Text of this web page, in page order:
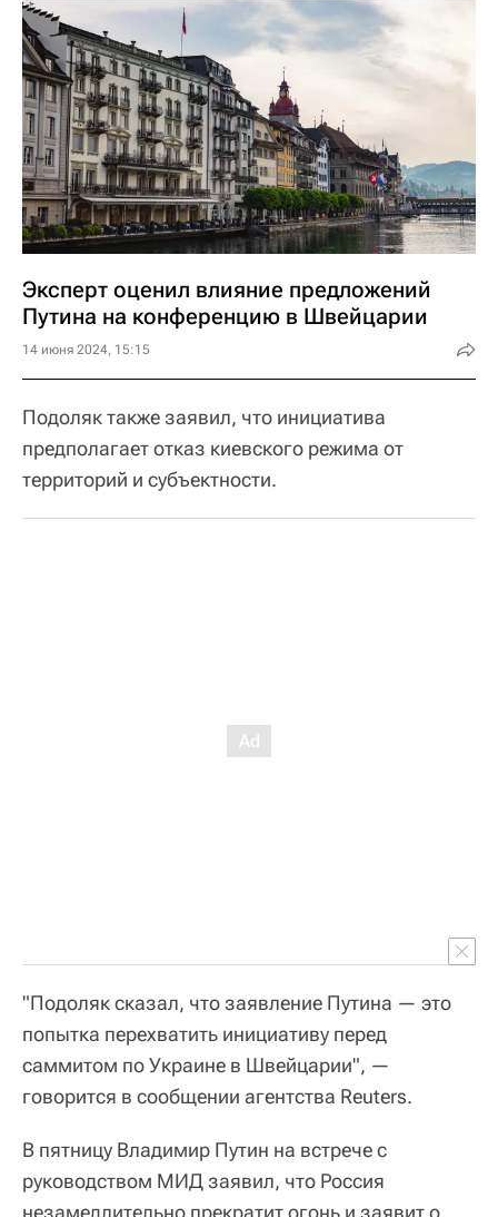
Эксперт оценил влияние предложений
Путина на конференцию в Швейцарии
14 июня 2024, 15:15
Подоляк также заявил, что инициатива
предполагает отказ киевского режима от
территорий и субъектности.
"Подоляк сказал, что заявление Путина — это
попытка перехватить инициативу перед
саммитом по Украине в Швейцарии", —
говорится в сообщении агентства Reuters.
В пятницу Владимир Путин на встрече с
руководством МИД заявил, что Россия
незамедлительно прекратит огонь и заявит о